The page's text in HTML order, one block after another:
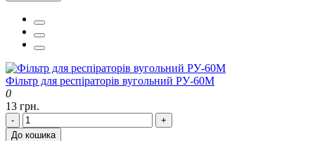
Фільтр для респіраторів вугольний РУ-60М
0
13 грн.
-
+
До кошика